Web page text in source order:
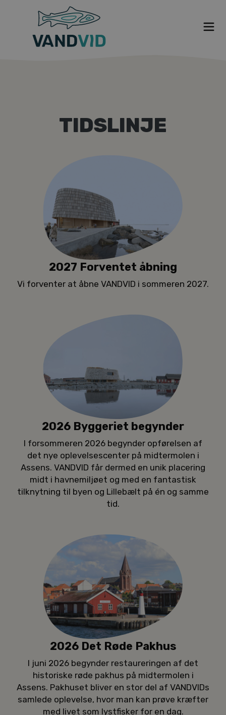
VANDVID indefraTIDSLINJE
2027 Forventet åbning
Vi forventer at åbne VANDVID i sommeren 2027.
2026 Byggeriet begynder
I forsommeren 2026 begynder opførelsen af
det nye oplevelsescenter på midtermolen i
Assens. VANDVID får dermed en unik placering
midt i havnemiljøet og med en fantastisk
tilknytning til byen og Lillebælt på én og samme
tid.
2026 Det Røde Pakhus
I juni 2026 begynder restaureringen af det
historiske røde pakhus på midtermolen i
Assens. Pakhuset bliver en stor del af VANDVIDs
samlede oplevelse, hvor man kan prøve kræfter
med livet som lystfisker for en dag.